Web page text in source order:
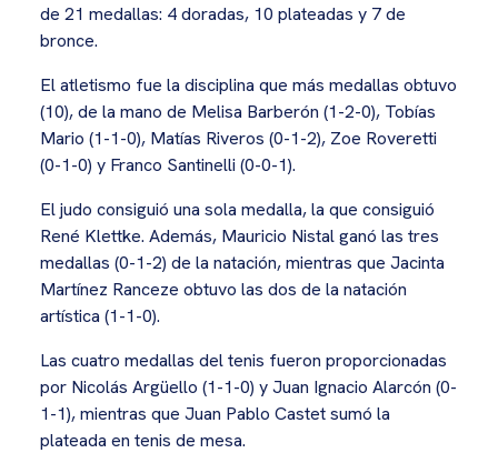
de 21 medallas: 4 doradas, 10 plateadas y 7 de
bronce.
El atletismo fue la disciplina que más medallas obtuvo
(10), de la mano de Melisa Barberón (1-2-0), Tobías
Mario (1-1-0), Matías Riveros (0-1-2), Zoe Roveretti
(0-1-0) y Franco Santinelli (0-0-1).
El judo consiguió una sola medalla, la que consiguió
René Klettke. Además, Mauricio Nistal ganó las tres
medallas (0-1-2) de la natación, mientras que Jacinta
Martínez Ranceze obtuvo las dos de la natación
artística (1-1-0).
Las cuatro medallas del tenis fueron proporcionadas
por Nicolás Argüello (1-1-0) y Juan Ignacio Alarcón (0-
1-1), mientras que Juan Pablo Castet sumó la
plateada en tenis de mesa.